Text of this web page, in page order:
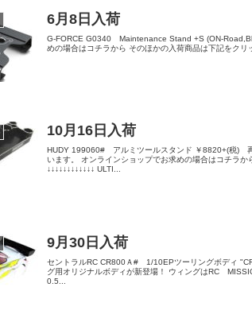
6月8日入荷
G-FORCE G0340 Maintenance Stand +S (ON-
めの場合はコチラから そのほかの入荷商品は下記をクリ
10月16日入荷
HUDY 199060# アルミツールスタンド ￥8820+(税)
います。 オンラインショップでお求めの場合はコチラか
↓↓↓↓↓↓↓↓↓↓↓↓ ULTI...
9月30日入荷
セントラルRC CR800Ａ# 1/10EPツーリングボディ
グ用オリジナルボディが新登場！ ウィングはRC
0.5...